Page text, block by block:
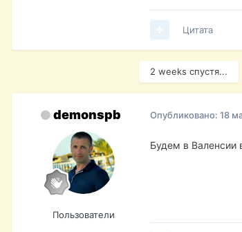
Цитата
2 weeks спустя...
demonspb
Пользователи
Опубликовано: 18
Будем в Валенсии